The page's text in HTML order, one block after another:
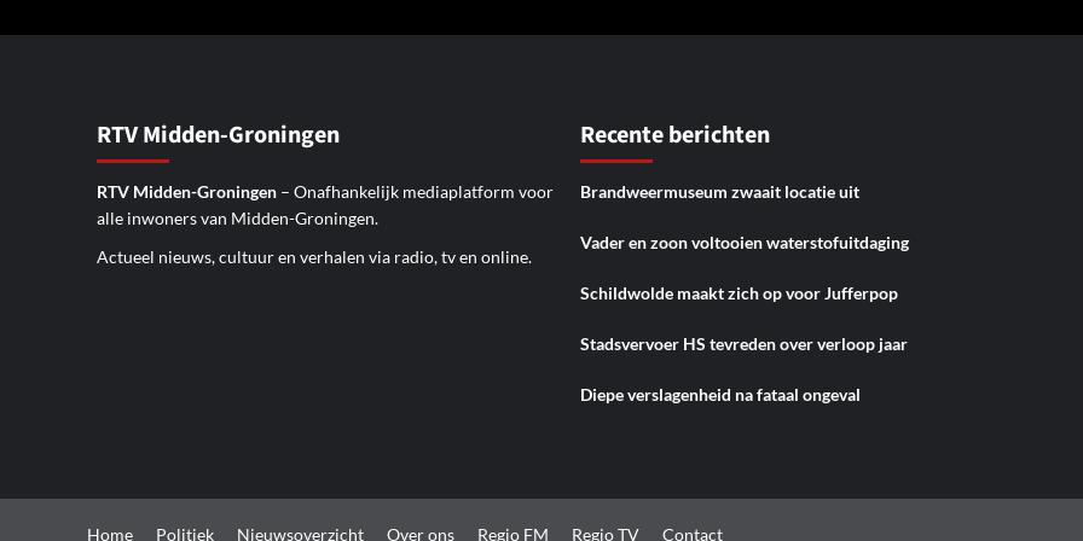
RTV Midden-Groningen
RTV Midden-Groningen– Onafhankelijk mediaplatform voor
alle inwoners van Midden-Groningen.
Actueel nieuws, cultuur en verhalen via radio, tv en online.
Recente berichten
Brandweermuseum zwaait locatie uit
Vader en zoon voltooien waterstofuitdaging
Schildwolde maakt zich op voor Jufferpop
Stadsvervoer HS tevreden over verloop jaar
Diepe verslagenheid na fataal ongeval
Home Politiek Nieuwsoverzicht Over ons Regio FM Regio TV Contact